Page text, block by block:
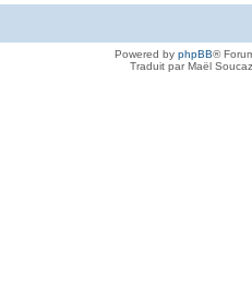
Powered by phpBB®
Traduit par Maël